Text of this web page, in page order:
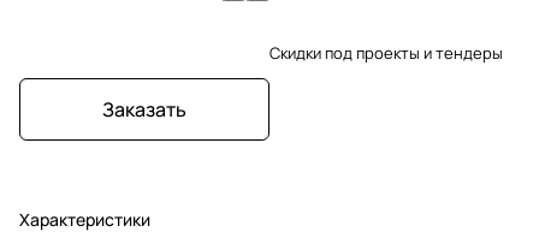
Заказать
Характеристики
Скидки под проекты и тендеры